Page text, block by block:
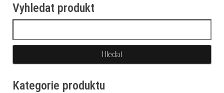
Vyhledat produkt
Kategorie produktu